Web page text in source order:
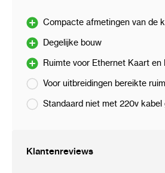
Afmetingen print: 173
Garantie:
KIWA NCP (INTEGRA 32):
Compacte afmetingen van de
Degelijke bouw
Ruimte voor Ethernet Kaart en
Voor uitbreidingen bereikte
Standaard niet met 220v kabel
Klantenreviews